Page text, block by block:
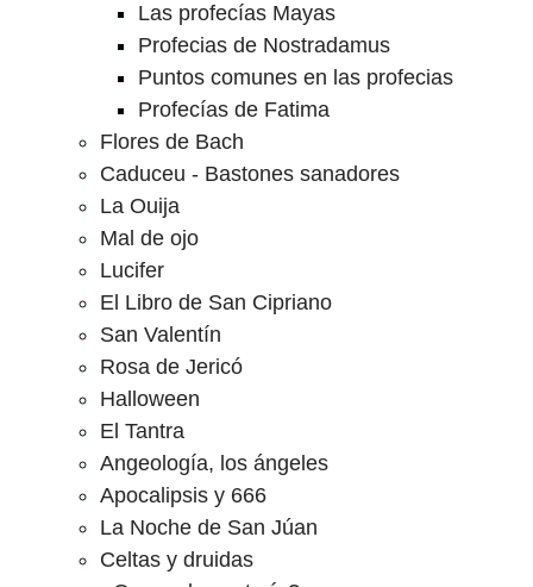
Las profecías Mayas
Profecias de Nostradamus
Puntos comunes en las profecias
Profecías de Fatima
Flores de Bach
Caduceu - Bastones sanadores
La Ouija
Mal de ojo
Lucifer
El Libro de San Cipriano
San Valentín
Rosa de Jericó
Halloween
El Tantra
Angeología, los ángeles
Apocalipsis y 666
La Noche de San Júan
Celtas y druidas